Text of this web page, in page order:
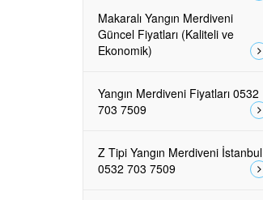
Makaralı Yangın Merdiveni
Güncel Fiyatları (Kaliteli ve
Ekonomik)
Yangın Merdiveni Fiyatları 0532
703 7509
Z Tipi Yangın Merdiveni İstanbul
0532 703 7509